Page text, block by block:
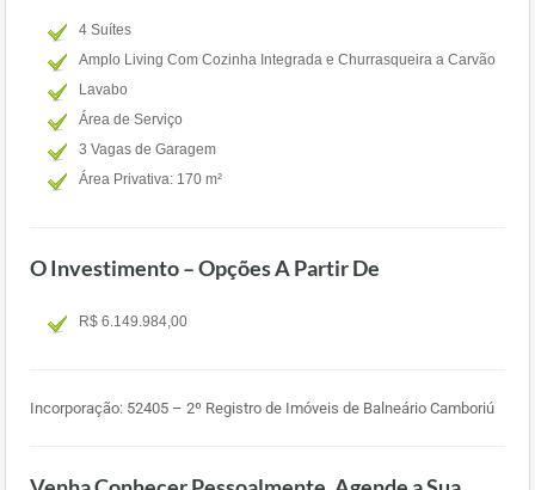
4 Suítes
Amplo Living Com Cozinha Integrada e Churrasqueira a Carvão
Lavabo
Área de Serviço
3 Vagas de Garagem
Área Privativa: 170 m²
O Investimento – Opções A Partir De
R$ 6.149.984,00
Incorporação: 52405 – 2º Registro de Imóveis de Balneário Camboriú